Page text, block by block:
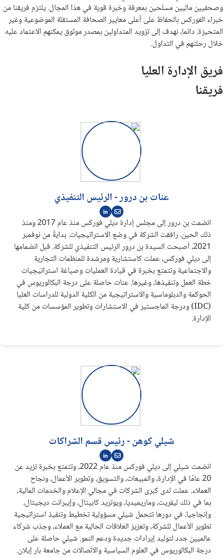
وصحفيين ماليين مسلحين بمعرفة وخبرة قوية في هذا المجال. يلتزم فريقنا من
خبراء الفوركس بالحفاظ على أعلى معايير الصحافة المستقلة الموضوعية وغير
المتحيزة. دائما، نهدف إلى تزويد المتداولين بمصدر موثوق يمكنهم الاعتماد عليه
خلال رحلتهم في التداول.
فريق الإدارة العليا
فريقنا
عنات بن درور - الرئيس التنفيذي
انضمت بن درور إلى مجلس إدارة ديلي فوركس منذ عام 2017 ومنذ
ذلك الحين، رافقت الشركة في وضع الاستراتيجيات. بدايةً من نوفمبر
2021، أصبحت السيدة بن درور الرئيس التنفيذي للشركة. قبل انضمامها
إلى ديلي فوركس، عملت كاستشارية ومرشدة للمنظمات التجارية
والاجتماعية وتتمتع بخبرة في قيادة العمليات وصياغة استراتيجيات
خطة العمل وتنفيذها، وغيرها. عنات حاصلة على درجة البكالوريوس في
الحوكمة والدبلوماسية والاستراتيجية من الكلية الدولية للدراسات العليا
(IDC) ودرجة الماجستير في الاستشارات وتطوير المؤسسات من كلية
الإدارة.
شيلي كوهن - رئيس قسم الشراكات
انضمت شيلي إلى ديلي فوركس منذ عام 2022، وتتمتع بخبرة تزيد عن
20 عامًا في الإدارة، والمبيعات، والتسويق، وتطوير الأعمال، ونجاح
العملاء. عملت لدى كبرى الشركات في مجالي الإعلام والخدمات المالية،
بما في ذلك ليفريت، وماريميديا، ويوتريد كابيتال، وإيبرانت ديجيتال،
وإنجاجيا. في دورها تتحمل شيلي مسؤولية تخطيط وتنفيذ استراتيجية
تطوير الأعمال للشركة، وتعزيز العلاقات الحالية مع العملاء، وجذب شركاء
عالميين جدد لتوليد إيرادات جديدة ودعم النمو. شيلي حاصلة على
درجة البكالوريوس في العلوم السياسية والاتصالات من جامعة بار إيلان.